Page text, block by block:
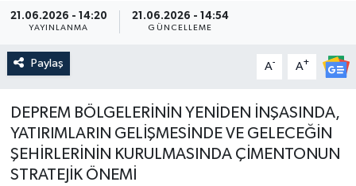
21.06.2026 - 14:20
YAYINLANMA
21.06.2026 - 14:54
GÜNCELLEME
Paylaş A- A+
DEPREM BÖLGELERİNİN YENİDEN İNŞASINDA,
YATIRIMLARIN GELİŞMESİNDE VE GELECEĞİN
ŞEHİRLERİNİN KURULMASINDA ÇİMENTONUN
STRATEJİK ÖNEMİ